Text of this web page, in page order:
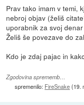
Prav tako imam v temi,
nebroj objav (želiš
uporabnik za svoj
Želiš še povezave do
Kdo je zdaj pajac in
Zgodovina sprememb…
spremenilo: FireSnake(19.